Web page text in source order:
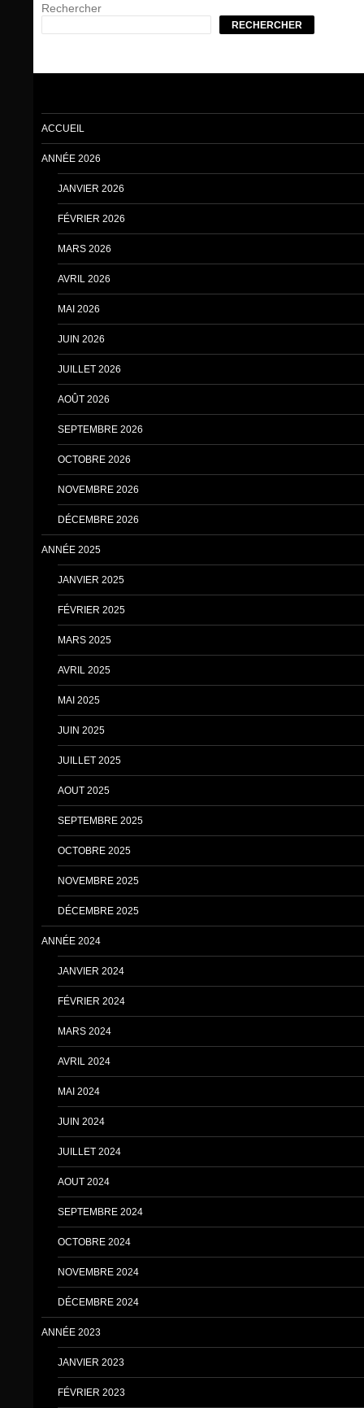
Rechercher
RECHERCHER
ACCUEIL
ANNÉE 2026
JANVIER 2026
FÉVRIER 2026
MARS 2026
AVRIL 2026
MAI 2026
JUIN 2026
JUILLET 2026
AOÛT 2026
SEPTEMBRE 2026
OCTOBRE 2026
NOVEMBRE 2026
DÉCEMBRE 2026
ANNÉE 2025
JANVIER 2025
FÉVRIER 2025
MARS 2025
AVRIL 2025
MAI 2025
JUIN 2025
JUILLET 2025
AOUT 2025
SEPTEMBRE 2025
OCTOBRE 2025
NOVEMBRE 2025
DÉCEMBRE 2025
ANNÉE 2024
JANVIER 2024
FÉVRIER 2024
MARS 2024
AVRIL 2024
MAI 2024
JUIN 2024
JUILLET 2024
AOUT 2024
SEPTEMBRE 2024
OCTOBRE 2024
NOVEMBRE 2024
DÉCEMBRE 2024
ANNÉE 2023
JANVIER 2023
FÉVRIER 2023